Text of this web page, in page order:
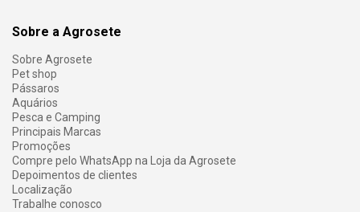
Sobre a Agrosete
Sobre Agrosete
Pet shop
Pássaros
Aquários
Pesca e Camping
Principais Marcas
Promoções
Compre pelo WhatsApp na Loja da Agrosete
Depoimentos de clientes
Localização
Trabalhe conosco